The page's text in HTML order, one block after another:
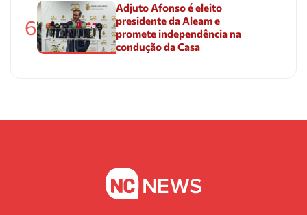
6
Adjuto Afonso é eleito
presidente da Aleam e
promete independência na
condução da Casa